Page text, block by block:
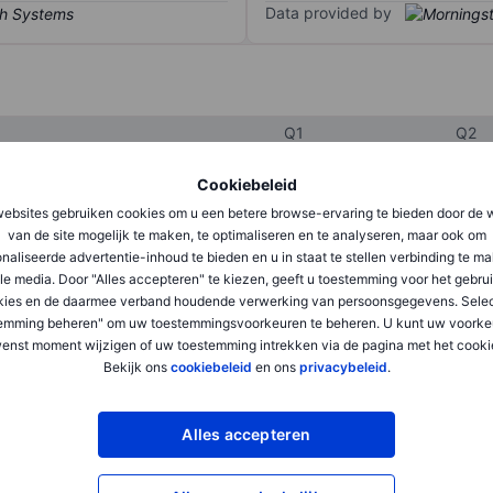
Cookiebeleid
gebruiken cookies om u een betere browse-ervaring te bieden door de
van de site mogelijk te maken, te optimaliseren en te analyseren, maar ook om
advertentie-inhoud te bieden en u in staat te stellen verbinding te
media. Door "Alles accepteren" te kiezen, geeft u toestemming voor het
en de daarmee verband houdende verwerking van persoonsgegevens.
beheren" om uw toestemmingsvoorkeuren te beheren. U kunt uw
moment wijzigen of uw toestemming intrekken via de pagina met het
Bekijk ons cookiebeleid en ons privacybeleid.
Alles accepteren
Data provided by
Q1 Q2
XXXXXXX XXXXXXX
XXXXXXX XXXXXXX
XXXXXXX XXXXXXX
XXXXXXX